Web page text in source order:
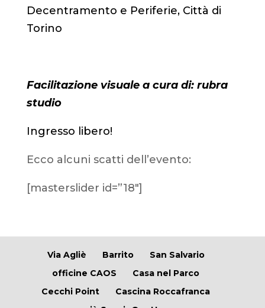
Decentramento e Periferie, Città di
Torino
Facilitazione visuale a cura di: rubra
studio
Ingresso libero!
Ecco alcuni scatti dell’evento:
[masterslider id=”18″]
Via Agliè Barrito
San Salvario
officine CAOS
Casa nel Parco
Cecchi Point
Cascina Roccafranca